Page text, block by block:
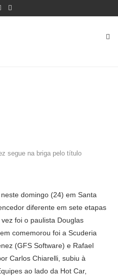
segue na briga pelo título
domingo (24) em Santa
diferente em sete etapas
foi o paulista Douglas
comemorou foi a Scuderia
(GFS Software) e Rafael
Carlos Chiarelli, subiu à
ao lado da Hot Car,